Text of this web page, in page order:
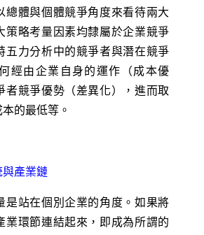
總體與個體競爭角度來看待兩大
策略考量因素均隸屬於企業競爭
五力分析中的競爭者與潛在競爭
經由企業自身的運作（成本優
者競爭優勢（差異化），進而取
的最低等。
產業鏈
是站在個別企業的角度。如果將
業環節連結起來，即成為所謂的